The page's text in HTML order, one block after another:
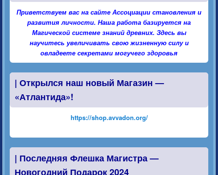
Приветствуем вас на сайте Ассоциации становления и
развития личности. Наша работа базируется на
Магической системе знаний древних. Здесь вы
научитесь увеличивать свою жизненную силу и
овладеете секретами могучего здоровья
| Открылся наш новый Магазин —
«Атлантида»!
https://shop.avvadon.org/
| Последняя Флешка Магистра —
Новогодний Подарок 2024